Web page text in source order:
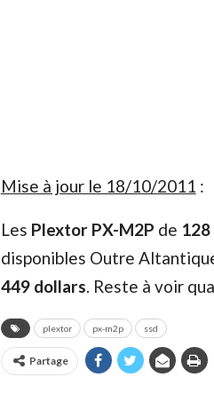
Mise à jour le 18/10/2011 :
Les Plextor PX-M2P de
disponibles Outre
449 dollars. Reste à voir
plextor px-m2p ssd
Partage